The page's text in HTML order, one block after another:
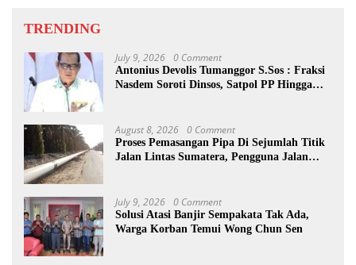
TRENDING
July 9, 2026 0 Comment
Antonius Devolis Tumanggor S.Sos : Fraksi
Nasdem Soroti Dinsos, Satpol PP Hingga
August 8, 2026 0 Comment
Proses Pemasangan Pipa Di Sejumlah Titik
Jalan Lintas Sumatera, Pengguna Jalan
July 9, 2026 0 Comment
Solusi Atasi Banjir Sempakata Tak Ada,
Warga Korban Temui Wong Chun Sen